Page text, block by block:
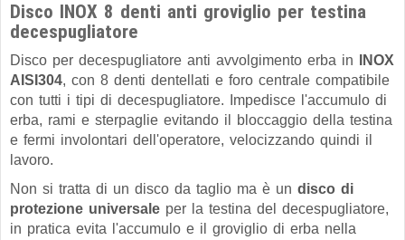
Disco INOX 8 denti anti groviglio per testina
decespugliatore
Disco per decespugliatore anti avvolgimento erba in
INOX
AISI304, con 8 denti dentellati e foro centrale compatibile
con tutti i tipi di decespugliatore. Impedisce l'accumulo di
erba, rami e sterpaglie evitando il bloccaggio della testina
e fermi involontari dell'operatore, velocizzando quindi il
lavoro.
Non si tratta di un disco da taglio ma è un disco di
protezione universale per la testina del decespugliatore,
in pratica evita l'accumulo e il groviglio di erba nella